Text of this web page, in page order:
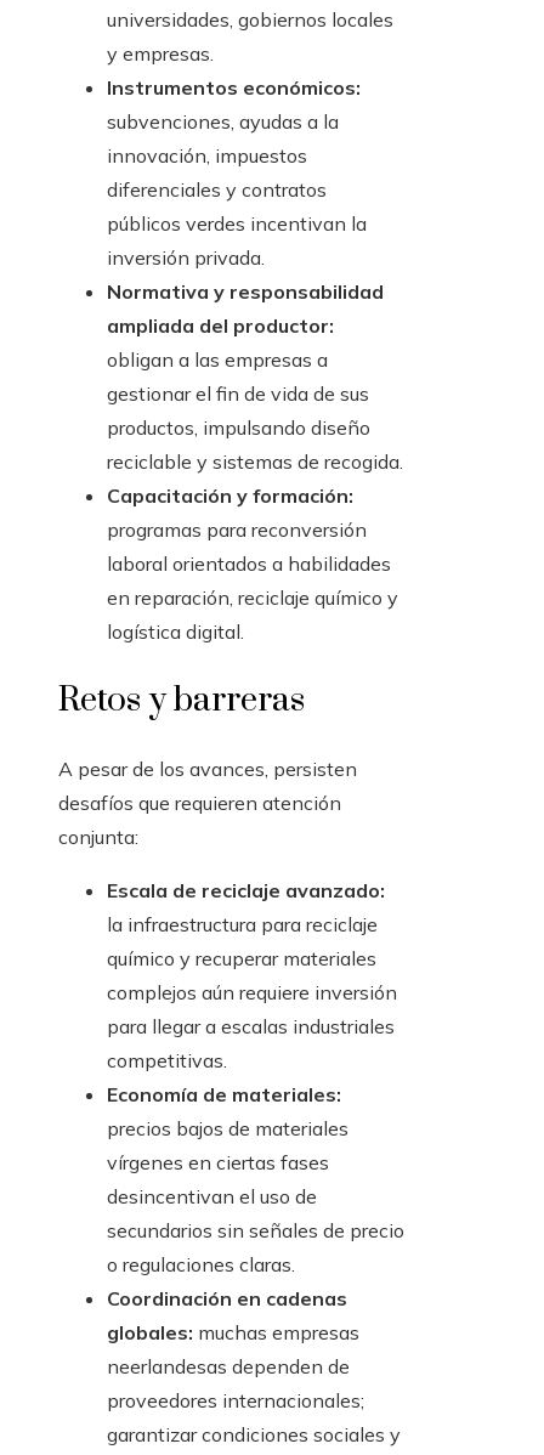
universidades, gobiernos locales
y empresas.
Instrumentos económicos:
subvenciones, ayudas a la
innovación, impuestos
diferenciales y contratos
públicos verdes incentivan la
inversión privada.
Normativa y responsabilidad
ampliada del productor:
obligan a las empresas a
gestionar el fin de vida de sus
productos, impulsando diseño
reciclable y sistemas de recogida.
Capacitación y formación:
programas para reconversión
laboral orientados a habilidades
en reparación, reciclaje químico y
logística digital.
Retos y barreras
A pesar de los avances, persisten
desafíos que requieren atención
conjunta:
Escala de reciclaje avanzado:
la infraestructura para reciclaje
químico y recuperar materiales
complejos aún requiere inversión
para llegar a escalas industriales
competitivas.
Economía de materiales:
precios bajos de materiales
vírgenes en ciertas fases
desincentivan el uso de
secundarios sin señales de precio
o regulaciones claras.
Coordinación en cadenas
globales: muchas empresas
neerlandesas dependen de
proveedores internacionales;
garantizar condiciones sociales y